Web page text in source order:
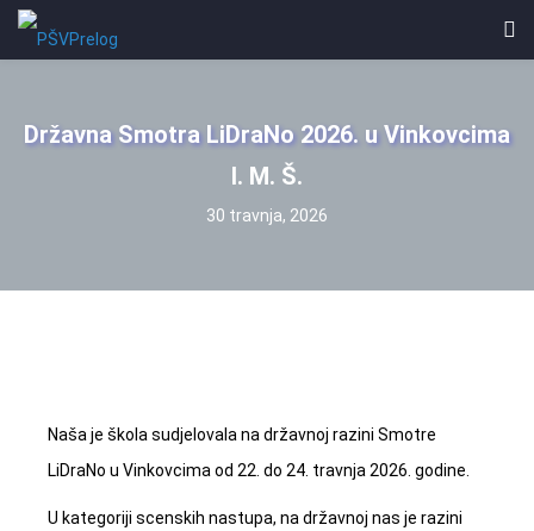
Državna Smotra LiDraNo 2026. u Vinkovcima
I. M. Š.
30 travnja, 2026
Naša je škola sudjelovala na državnoj razini Smotre
LiDraNo u Vinkovcima od 22. do 24. travnja 2026. godine.
U kategoriji scenskih nastupa, na državnoj nas je razini